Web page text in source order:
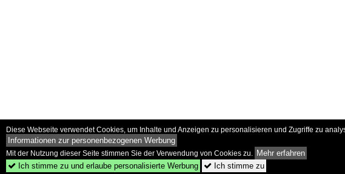
Diese Webseite verwendet Cookies, um Inhalte und Anzeigen zu personalisieren und Zugriffe zu
Informationen zur personenbezogenen Werbung
Mit der Nutzung dieser Seite stimmen Sie der Verwendung von Cookies zu. Mehr erfahren
 Ich stimme zu und erlaube personalisierte Werbung  Ich stimme zu